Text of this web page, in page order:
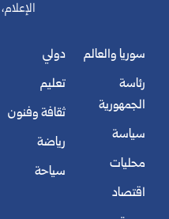
سوريا والعالم
رئاسة
الجمهورية
سياسة
محليات
اقتصاد
دولي
تعليم
ثقافة وفنون
رياضة
سياحة